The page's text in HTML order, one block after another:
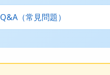
Q&A（常見問題）